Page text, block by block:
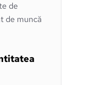
de
de muncă